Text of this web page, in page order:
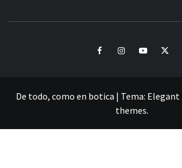
FacebookInstagramYoutubeTwitter
De todo, como en botica | Tema: Elegant
themes.